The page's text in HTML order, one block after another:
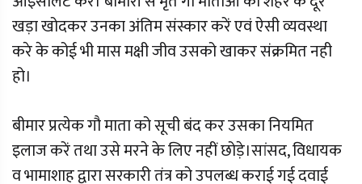
खड़ा खोदकर उनका अंतिम संस्कार करें एवं ऐसी व्यवस्था
करे के कोई भी मास मक्षी जीव उसको खाकर संक्रमित नही
हो।
बीमार प्रत्येक गौ माता को सूची बंद कर उसका नियमित
इलाज करें तथा उसे मरने के लिए नहीं छोड़े।सांसद, विधायक
व भामाशाह द्वारा सरकारी तंत्र को उपलब्ध कराई गई दवाई